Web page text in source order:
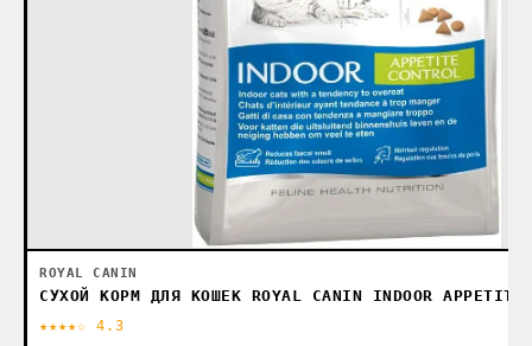
ROYAL CANIN
СУХОЙ КОРМ ДЛЯ КОШЕК ROYAL CANIN INDOOR APPETITE
★★★★☆ 4.3